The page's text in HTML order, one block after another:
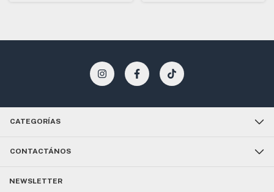
CATEGORÍAS
CONTACTÁNOS
NEWSLETTER